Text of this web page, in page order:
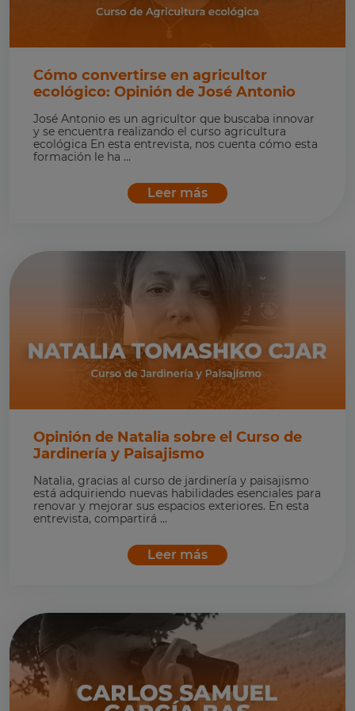
Cómo convertirse en agricultor
ecológico: Opinión de José Antonio
José Antonio es un agricultor que buscaba innovar
y se encuentra realizando el curso agricultura
ecológica En esta entrevista, nos cuenta cómo esta
formación le ha ...
Leer más
Opinión de Natalia sobre el Curso de
Jardinería y Paisajismo
Natalia, gracias al curso de jardinería y paisajismo
está adquiriendo nuevas habilidades esenciales para
renovar y mejorar sus espacios exteriores. En esta
entrevista, compartirá ...
Leer más